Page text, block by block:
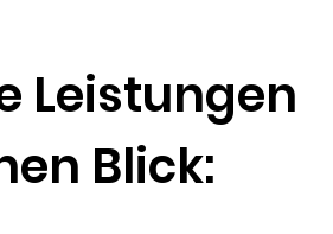
Leistungen
Blick: